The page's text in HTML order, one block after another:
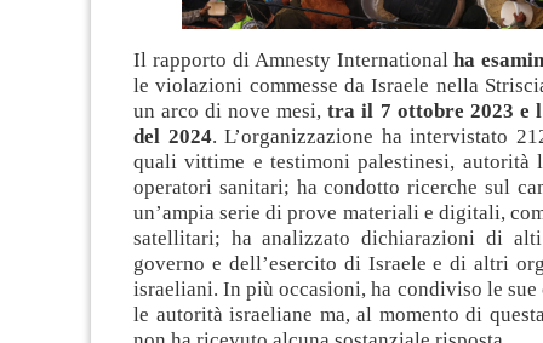
Il rapporto di Amnesty Internationalha
le violazioni commesse da Israele nella
un arco di nove mesi, tra il 7 ottobre 2023 e
del 2024. L’organizzazione ha intervistato
quali vittime e testimoni palestinesi, autorità
operatori sanitari; ha condotto ricerche sul
un’ampia serie di prove materiali e digitali,
satellitari; ha analizzato dichiarazioni di
governo e dell’esercito di Israele e di altri
israeliani. In più occasioni, ha condiviso le
le autorità israeliane ma, al momento di